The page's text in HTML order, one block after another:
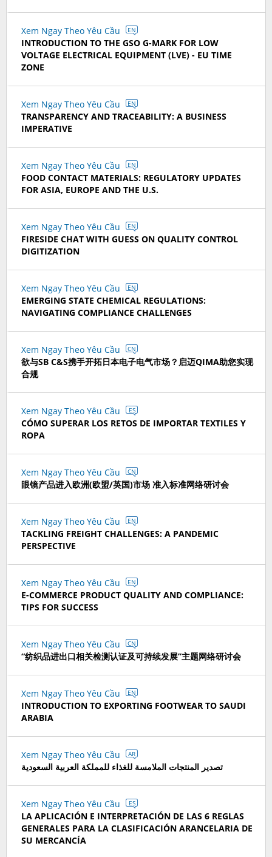
Xem Ngay Theo Yêu Cầu EN
INTRODUCTION TO THE GSO G-MARK FOR LOW
VOLTAGE ELECTRICAL EQUIPMENT (LVE) - EU TIME
ZONE
Xem Ngay Theo Yêu Cầu EN
TRANSPARENCY AND TRACEABILITY: A BUSINESS
IMPERATIVE
Xem Ngay Theo Yêu Cầu EN
FOOD CONTACT MATERIALS: REGULATORY UPDATES
FOR ASIA, EUROPE AND THE U.S.
Xem Ngay Theo Yêu Cầu EN
FIRESIDE CHAT WITH GUESS ON QUALITY CONTROL
DIGITIZATION
Xem Ngay Theo Yêu Cầu EN
EMERGING STATE CHEMICAL REGULATIONS:
NAVIGATING COMPLIANCE CHALLENGES
Xem Ngay Theo Yêu Cầu CN
欲与SB C&S携手开拓日本电子电气市场？启迈QIMA助您实现
合规
Xem Ngay Theo Yêu Cầu ES
CÓMO SUPERAR LOS RETOS DE IMPORTAR TEXTILES Y
ROPA
Xem Ngay Theo Yêu Cầu CN
眼镜产品进入欧洲(欧盟/英国)市场 准入标准网络研讨会
Xem Ngay Theo Yêu Cầu EN
TACKLING FREIGHT CHALLENGES: A PANDEMIC
PERSPECTIVE
Xem Ngay Theo Yêu Cầu EN
E-COMMERCE PRODUCT QUALITY AND COMPLIANCE:
TIPS FOR SUCCESS
Xem Ngay Theo Yêu Cầu CN
“纺织品进出口相关检测认证及可持续发展”主题网络研讨会
Xem Ngay Theo Yêu Cầu EN
INTRODUCTION TO EXPORTING FOOTWEAR TO SAUDI
ARABIA
Xem Ngay Theo Yêu Cầu AR
تصدير المنتجات الملامسة للغذاء للمملكة العربية السعودية
Xem Ngay Theo Yêu Cầu ES
LA APLICACIÓN E INTERPRETACIÓN DE LAS 6 REGLAS
GENERALES PARA LA CLASIFICACIÓN ARANCELARIA DE
SU MERCANCÍA